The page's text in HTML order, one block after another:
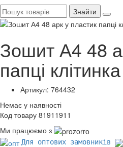
Знайти
Зошит А4 48
папці
Артикул: 764432
Немає у наявності
Код товару 81911911
Ми працюємо з
Для оптових замовників